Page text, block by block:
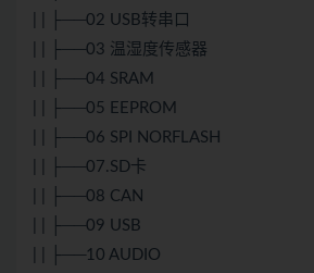
| | ├──02 USB转串口
| | ├──03 温湿度传感器
| | ├──04 SRAM
| | ├──05 EEPROM
| | ├──06 SPI NORFLASH
| | ├──07.SD卡
| | ├──08 CAN
| | ├──09 USB
| | ├──10 AUDIO